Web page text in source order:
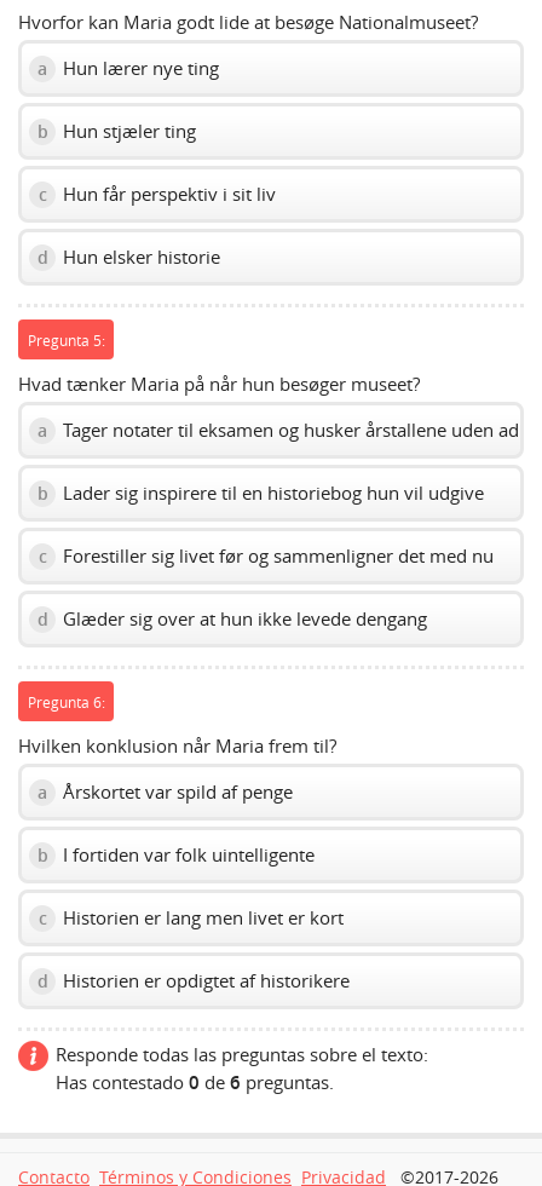
Hvorfor kan Maria godt lide at besøge Nationalmuseet?
a Hun lærer nye ting
b Hun stjæler ting
c Hun får perspektiv i sit liv
d Hun elsker historie
Pregunta 5:
Hvad tænker Maria på når hun besøger museet?
a Tager notater til eksamen og husker årstallene uden ad
b Lader sig inspirere til en historiebog hun vil udgive
c Forestiller sig livet før og sammenligner det med nu
d Glæder sig over at hun ikke levede dengang
Pregunta 6:
Hvilken konklusion når Maria frem til?
a Årskortet var spild af penge
b I fortiden var folk uintelligente
c Historien er lang men livet er kort
d Historien er opdigtet af historikere
Responde todas las preguntas sobre el texto:
Has contestado 0 de 6 preguntas.
Contacto Términos y Condiciones Privacidad ©2017-2026